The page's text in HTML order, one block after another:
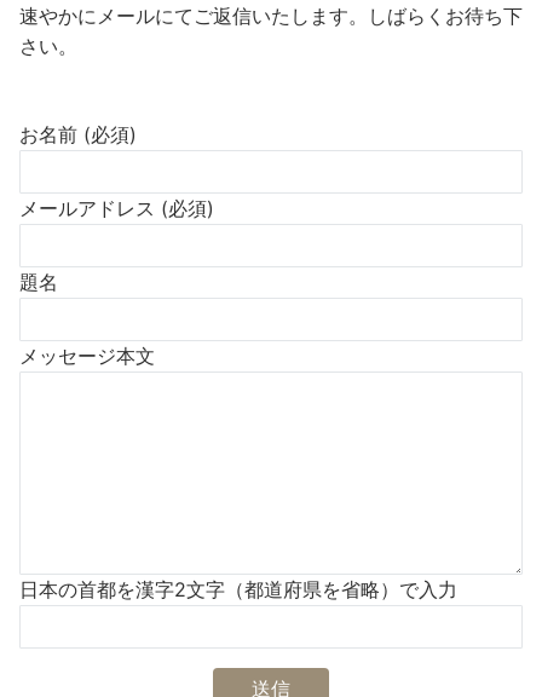
速やかにメールにてご返信いたします。しばらくお待ち下
さい。
お名前 (必須)
メールアドレス (必須)
題名
メッセージ本文
日本の首都を漢字2文字（都道府県を省略）で入力